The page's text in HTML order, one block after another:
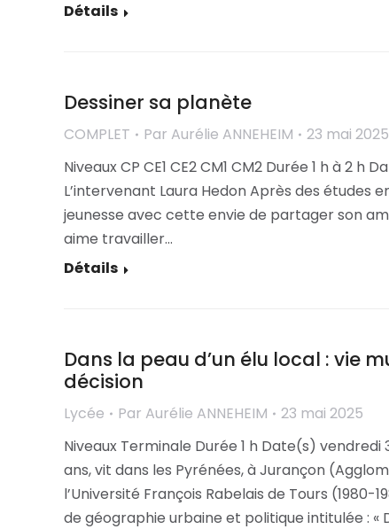
Détails
Dessiner sa planète
COMPLET Par Aurélie ANNEHEIM
23 mai 2025
Niveaux CP CE1 CE2 CM1 CM2 Durée 1 h à
L’intervenant Laura Hedon Après des études
jeunesse avec cette envie de partager son
aime travailler…
Détails
Dans la peau d’un élu local : vie
décision
Lycée Par Aurélie ANNEHEIM
23 mai 2025
Niveaux Terminale Durée 1 h Date(s)
ans, vit dans les Pyrénées, à Jurançon
l’Université François Rabelais de Tours
de géographie urbaine et politique intitulée : «